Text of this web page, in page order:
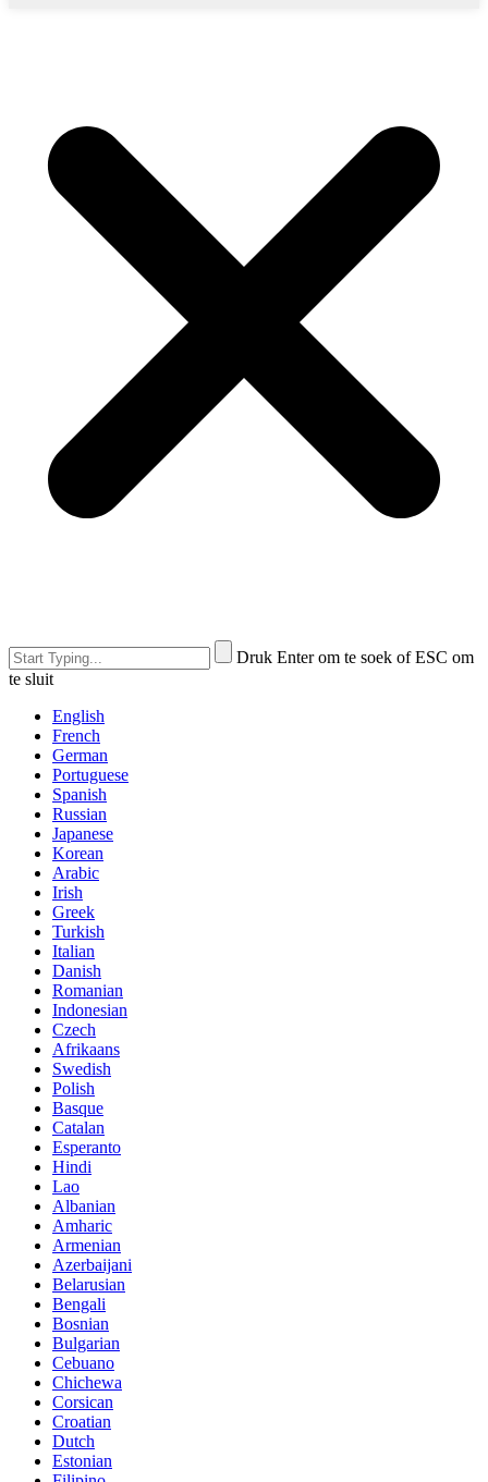
Druk Enter om te soek of ESC om
te sluit
English
French
German
Portuguese
Spanish
Russian
Japanese
Korean
Arabic
Irish
Greek
Turkish
Italian
Danish
Romanian
Indonesian
Czech
Afrikaans
Swedish
Polish
Basque
Catalan
Esperanto
Hindi
Lao
Albanian
Amharic
Armenian
Azerbaijani
Belarusian
Bengali
Bosnian
Bulgarian
Cebuano
Chichewa
Corsican
Croatian
Dutch
Estonian